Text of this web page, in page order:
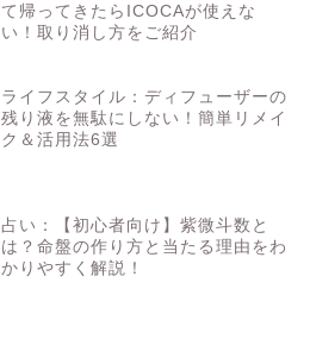
て帰ってきたらICOCAが使えな
い！取り消し方をご紹介
ライフスタイル：ディフューザーの
残り液を無駄にしない！簡単リメイ
ク＆活用法6選
占い：【初心者向け】紫微斗数と
は？命盤の作り方と当たる理由をわ
かりやすく解説！